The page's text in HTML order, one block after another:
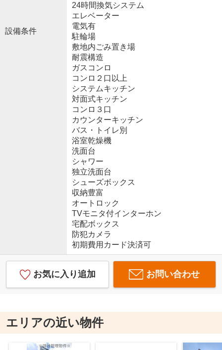
設備条件
24時間換気システム
エレベーター
電気有
駐輪場
敷地内ごみ置き場
耐震構造
ガスコンロ
コンロ２口以上
システムキッチン
対面式キッチン
コンロ３口
カウンターキッチン
バス・トイレ別
浴室乾燥機
洗面台
シャワー
独立洗面台
シューズボックス
収納豊富
オートロック
TVモニタ付インターホン
宅配ボックス
防犯カメラ
初期費用カード決済可
お気に入り追加 お問い合わせ
エリアの近い物件